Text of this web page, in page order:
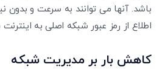
باشد. آنها می توانند به سرعت و بدون
اطلاع از رمز عبور شبکه اصلی به
کاهش بار بر مدیریت شبکه